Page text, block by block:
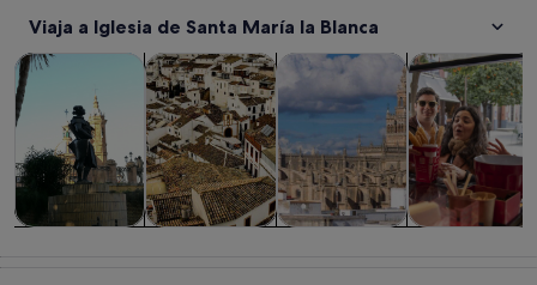
Viaja a Iglesia de Santa María la Blanca
Visitas guiadas y excursiones de un díaSe abre en una
Historia y cultura Se abre en una pestaña
Visitas privadas yComidas,